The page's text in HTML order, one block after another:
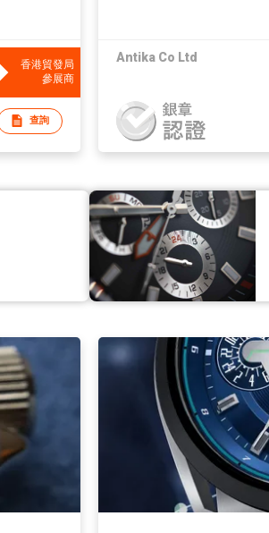
香港貿發局
參展商
查詢
Antika Co Ltd